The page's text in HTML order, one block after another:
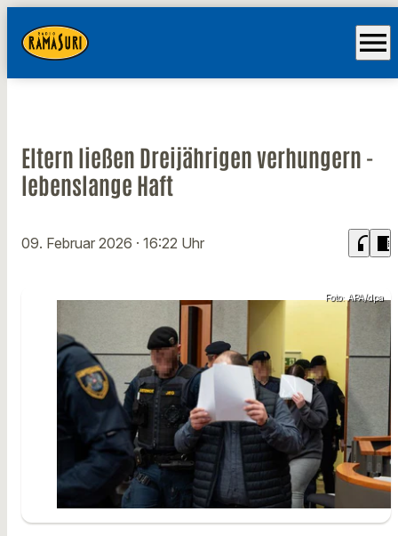
menu
Eltern ließen Dreijährigen verhungern -
lebenslange Haft
09. Februar 2026 · 16:22 Uhr headphones chrome_reader_mode
Foto: APA/dpa